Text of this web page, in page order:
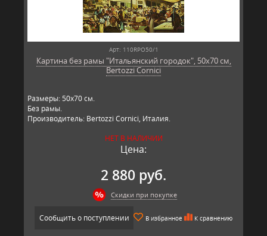
Арт: 110RPO50/1
Картина без рамы "Итальянский городок", 50х70 см,
Bertozzi Cornici
Размеры: 50х70 см.
Без рамы.
Производитель: Bertozzi Cornici, Италия.
НЕТ В НАЛИЧИИ
Цена:
2 880 руб.
Скидки при покупке
Сообщить о поступлении В избранное К сравнению